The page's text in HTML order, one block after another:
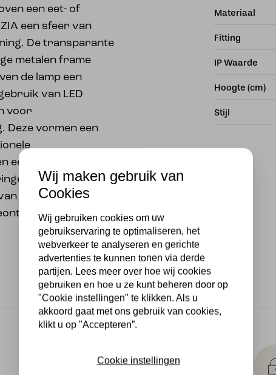
een eet- of
een sfeer van
De transparante
metalen frame
de lamp een
van LED
voor
Deze vormen een
een hoge
tot 80%. Met LED
een lange
terwijl
Materiaal
Fitting
IP Waarde
Hoogte (cm)
Stijl
retourneren
Wij maken gebruik van
Cookies
Wij gebruiken cookies om uw
gebruikservaring te optimaliseren, het
webverkeer te analyseren en gerichte
advertenties te kunnen tonen via derde
partijen. Lees meer over hoe wij cookies
gebruiken en hoe u ze kunt beheren door op
"Cookie instellingen" te klikken. Als u
akkoord gaat met ons gebruik van cookies,
klikt u op "Accepteren”.
Cookie instellingen